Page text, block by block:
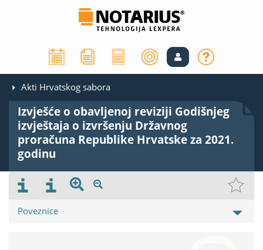
Akti Hrvatskog sabora
Izvješće o obavljenoj reviziji Godišnjeg
izvještaja o izvršenju Državnog
proračuna Republike Hrvatske za 2021.
godinu
Poveznice